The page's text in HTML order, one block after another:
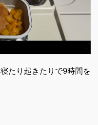
たり起きたりで9時間を